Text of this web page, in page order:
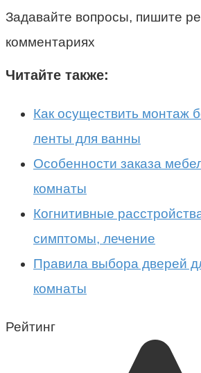
Задавайте вопросы, пишите
комментариях
Читайте также:
Как осуществить монтаж
ленты для ванны
Особенности заказа
комнаты
Когнитивные
симптомы, лечение
Правила выбора дверей
комнаты
Рейтинг